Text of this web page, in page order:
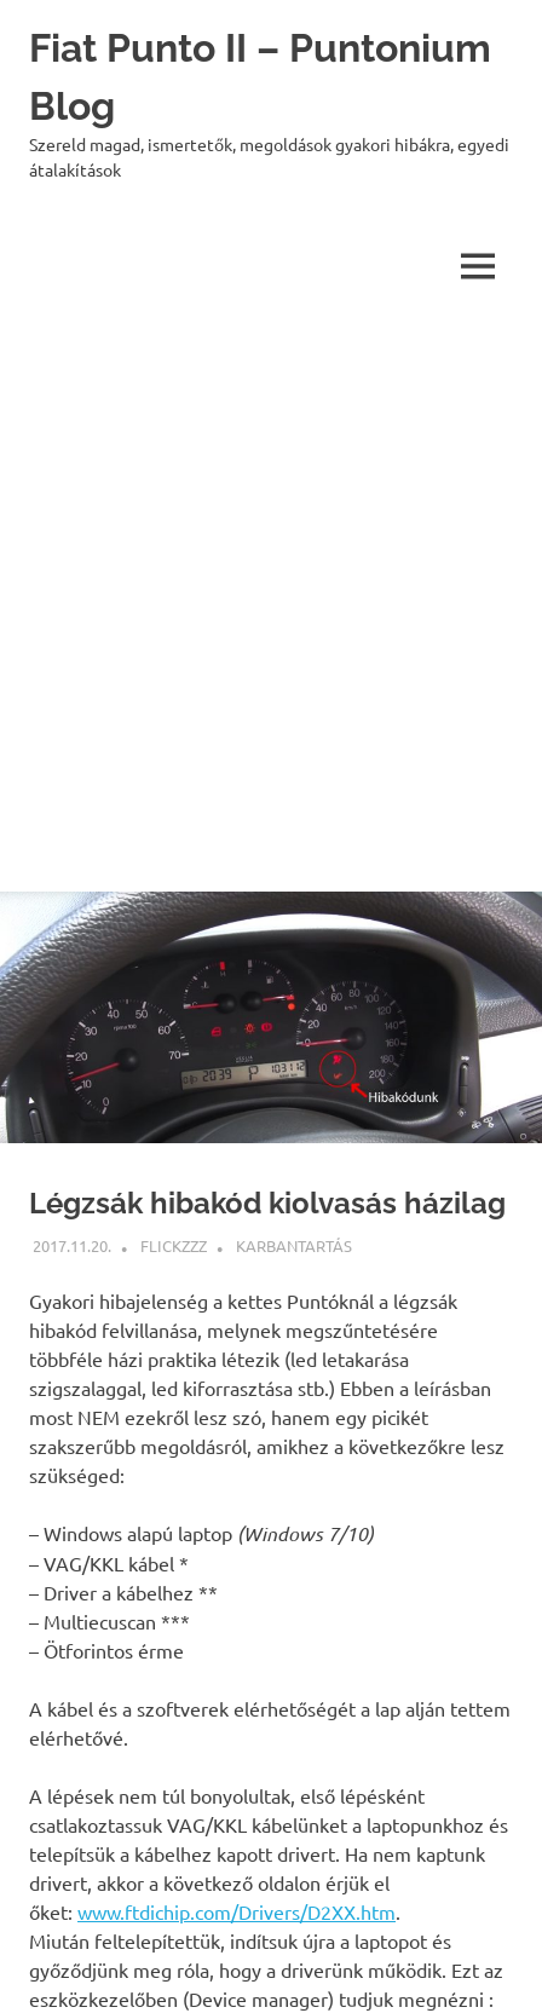
Fiat Punto II – Puntonium
Blog
Szereld magad, ismertetők, megoldások gyakori hibákra, egyedi
átalakítások
MENU
Légzsák hibakód kiolvasás házilag
2017.11.20. FLICKZZZ KARBANTARTÁS
Gyakori hibajelenség a kettes Puntóknál a légzsák
hibakód felvillanása, melynek megszűntetésére
többféle házi praktika létezik (led letakarása
szigszalaggal, led kiforrasztása stb.) Ebben a leírásban
most NEM ezekről lesz szó, hanem egy picikét
szakszerűbb megoldásról, amikhez a következőkre lesz
szükséged:
– Windows alapú laptop (Windows 7/10)
– VAG/KKL kábel *
– Driver a kábelhez **
– Multiecuscan ***
– Ötforintos érme
A kábel és a szoftverek elérhetőségét a lap alján tettem
elérhetővé.
A lépések nem túl bonyolultak, első lépésként
csatlakoztassuk VAG/KKL kábelünket a laptopunkhoz és
telepítsük a kábelhez kapott drivert. Ha nem kaptunk
drivert, akkor a következő oldalon érjük el
őket: www.ftdichip.com/Drivers/D2XX.htm.
Miután feltelepítettük, indítsuk újra a laptopot és
győződjünk meg róla, hogy a driverünk működik. Ezt az
eszközkezelőben (Device manager) tudjuk megnézni :